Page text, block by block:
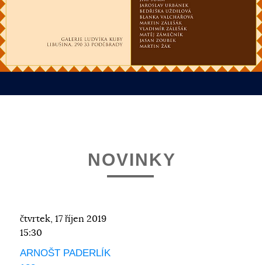
NOVINKY
čtvrtek, 17 říjen 2019
15:30
ARNOŠT PADERLÍK